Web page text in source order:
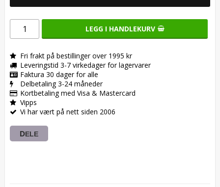
LEGG I HANDLEKURV
Fri frakt på bestillinger over 1995 kr
Leveringstid 3-7 virkedager for lagervarer
Faktura 30 dager for alle
Delbetaling 3-24 måneder
Kortbetaling med Visa & Mastercard
Vipps
Vi har vært på nett siden 2006
DELE